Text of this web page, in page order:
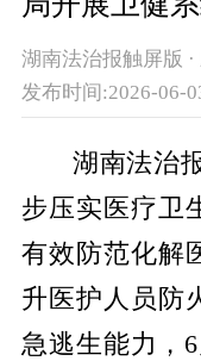
湖南法治报触屏版 ·
发布时间:2026-06-
湖南法治
步压实医疗卫
有效防范化解
升医护人员防
急逃生能力，